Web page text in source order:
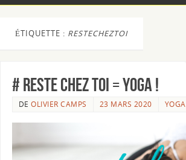
ÉTIQUETTE : RESTECHEZTOI
# reste chez toi = Yoga !
DEOLIVIER CAMPS 23 MARS 2020 YOGA